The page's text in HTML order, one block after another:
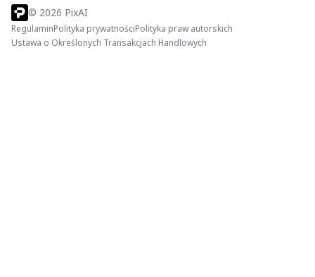
© 2026 PixAI
RegulaminPolityka prywatnościPolityka praw autorskich
Ustawa o Określonych Transakcjach Handlowych